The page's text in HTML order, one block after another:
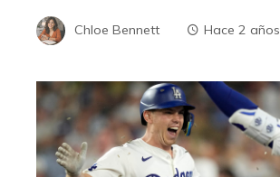
Chloe Bennett Hace 2 años